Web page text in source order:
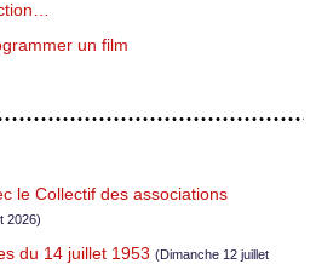
un film
le Collectif des associations
2026)
du 14 juillet 1953 (Dimanche 12 juillet